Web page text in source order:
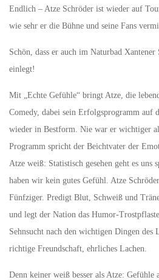
Endlich – Atze Schröder ist wieder auf
wie sehr er die Bühne und seine Fans
Schön, dass er auch im Naturbad Xantener
einlegt!
Mit „Echte Gefühle“ bringt Atze, die
Comedy, dabei sein Erfolgsprogramm auf
wieder in Bestform. Nie war er wichtiger
Programm spricht der Beichtvater der
Atze weiß: Statistisch gesehen geht es uns
haben wir kein gutes Gefühl. Atze
Fünfziger. Predigt Blut, Schweiß und
und legt der Nation das Humor-
Sehnsucht nach den wichtigen Dingen des
richtige Freundschaft, ehrliches Lachen.
Denn keiner weiß besser als Atze: Gefühle